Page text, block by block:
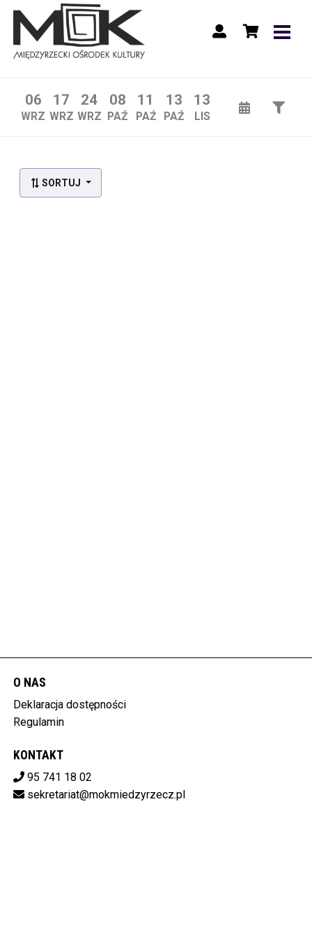
06
WRZ
17
WRZ
24
WRZ
08
PAŹ
11
PAŹ
13
PAŹ
13
LIS
SORTUJ
O NAS
Deklaracja dostępności
Regulamin
KONTAKT
95 741 18 02
sekretariat@mokmiedzyrzecz.pl